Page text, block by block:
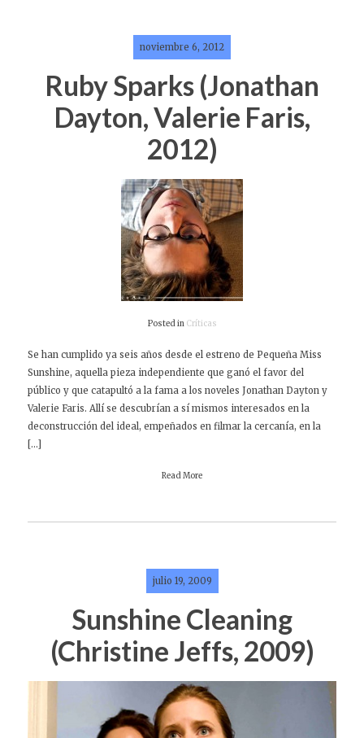
noviembre 6, 2012
Ruby Sparks (Jonathan
Dayton, Valerie Faris,
2012)
Posted in Críticas
Se han cumplido ya seis años desde el estreno de Pequeña Miss
Sunshine, aquella pieza independiente que ganó el favor del
público y que catapultó a la fama a los noveles Jonathan Dayton y
Valerie Faris. Allí se descubrían a sí mismos interesados en la
deconstrucción del ideal, empeñados en filmar la cercanía, en la
[…]
Read More
julio 19, 2009
Sunshine Cleaning
(Christine Jeffs, 2009)